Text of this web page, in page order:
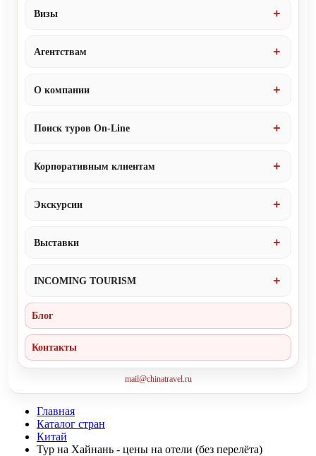
Визы
Агентствам
О компании
Поиск туров On-Line
Корпоративным клиентам
Экскурсии
Выставки
INCOMING TOURISM
Блог
Контакты
mail@chinatravel.ru
Главная
Каталог стран
Китай
Тур на Хайнань - цены на отели (без перелёта)